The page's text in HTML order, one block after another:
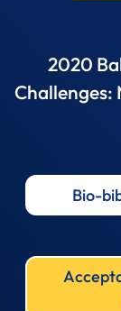
2020
Challenges:
Bio-